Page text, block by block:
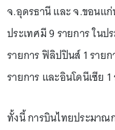
จ.อุดรธานี และ จ.ขอนแ
ประเทศมี 9 รายการ ในป
รายการ ฟิลิปปินส์ 1 ราย
รายการ และอินโดนีเซีย 1
ทั้งนี้ การบินไทยประมาณ